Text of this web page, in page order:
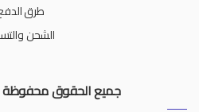
طرق
الشحن
جميع الحقوق محفوظة